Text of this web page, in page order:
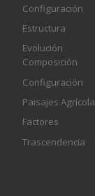
Configuración
Estructura
Evolución
Composición
Configuración
Paisajes
Factores
Trascendencia